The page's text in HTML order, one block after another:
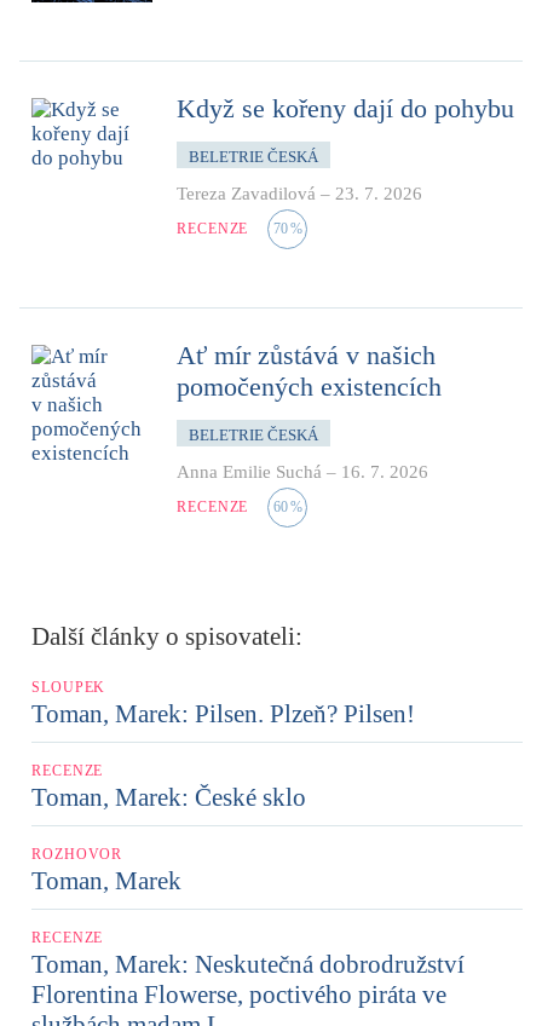
Když se kořeny dají do pohybu
BELETRIE ČESKÁ
Tereza Zavadilová – 23. 7. 2026
RECENZE 70%
Ať mír zůstává v našich
pomočených existencích
BELETRIE ČESKÁ
Anna Emilie Suchá – 16. 7. 2026
RECENZE 60%
Další články o spisovateli:
SLOUPEK
Toman, Marek: Pilsen. Plzeň? Pilsen!
RECENZE
Toman, Marek: České sklo
ROZHOVOR
Toman, Marek
RECENZE
Toman, Marek: Neskutečná dobrodružství
Florentina Flowerse, poctivého piráta ve